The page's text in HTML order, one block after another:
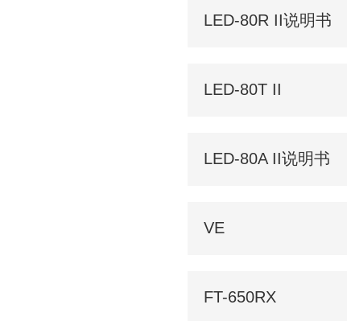
LED-80R II说明书
LED-80T II
LED-80A II说明书
VE
FT-650RX